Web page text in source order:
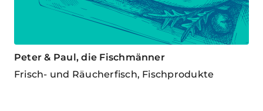
Peter & Paul, die Fischmänner
Frisch- und Räucherfisch, Fischprodukte